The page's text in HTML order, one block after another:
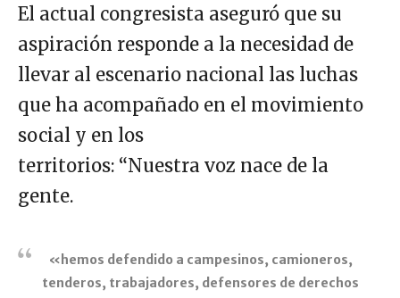
El actual congresista aseguró que su
aspiración responde a la necesidad de
llevar al escenario nacional las luchas
que ha acompañado en el movimiento
social y en los
territorios: “Nuestra voz nace de la
gente.
«hemos defendido a campesinos, camioneros,
tenderos, trabajadores, defensores de derechos